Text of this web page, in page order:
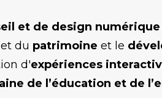
et de design numérique
et du patrimoine et le
d'expériences
de l’éducation et de